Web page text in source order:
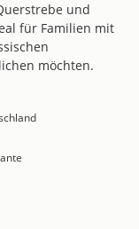
und
für Familien mit
möchten.